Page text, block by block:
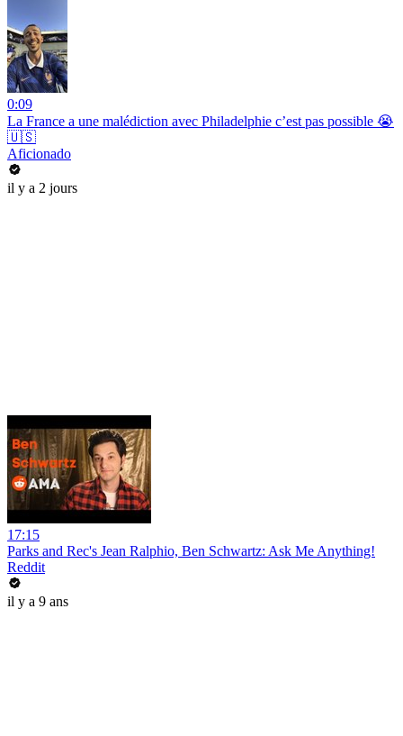
0:09
La France a une malédiction avec Philadelphie c’est pas possible 😭
🇺🇸
Aficionado
il y a 2 jours
17:15
Parks and Rec's Jean Ralphio, Ben Schwartz: Ask Me Anything!
Reddit
il y a 9 ans